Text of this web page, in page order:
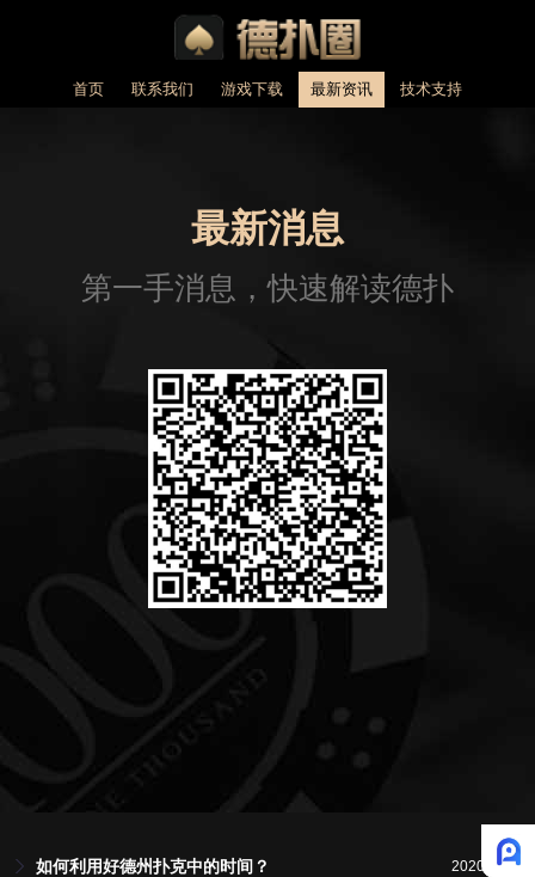
首页 联系我们 游戏下载 最新资讯 技术支持
最新消息
第一手消息，快速解读德扑
2020-4-22
如何利用好德州扑克中的时间？